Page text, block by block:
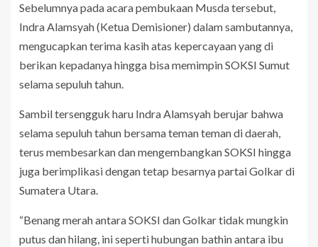
Sebelumnya pada acara pembukaan Musda tersebut,
Indra Alamsyah (Ketua Demisioner) dalam sambutannya,
mengucapkan terima kasih atas kepercayaan yang di
berikan kepadanya hingga bisa memimpin SOKSI Sumut
selama sepuluh tahun.
Sambil tersengguk haru Indra Alamsyah berujar bahwa
selama sepuluh tahun bersama teman teman di daerah,
terus membesarkan dan mengembangkan SOKSI hingga
juga berimplikasi dengan tetap besarnya partai Golkar di
Sumatera Utara.
“Benang merah antara SOKSI dan Golkar tidak mungkin
putus dan hilang, ini seperti hubungan bathin antara ibu